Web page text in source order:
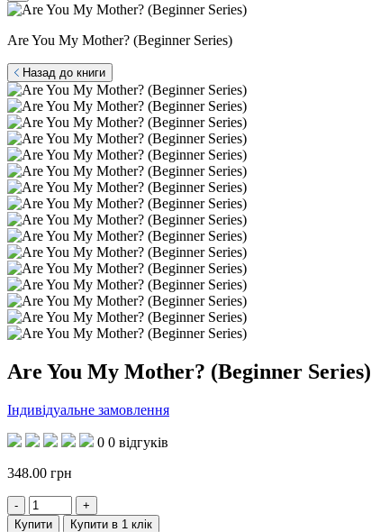
Are You My Mother? (Beginner Series)
Назад до книги
Are You My Mother? (Beginner Series)
Індивідуальне замовлення
0 0 відгуків
348.00 грн
Купити Купити в 1 клік